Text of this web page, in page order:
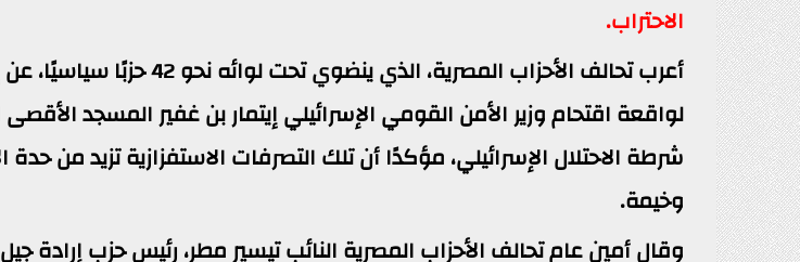
الاحتراب.
أعرب تحالف الأحزاب المصرية، الذي
لواقعة اقتحام وزير الأمن القومي الإسرائيلي إيتمار بن غفير المسجد
شرطة الاحتلال الإسرائيلي، مؤكدًا أن تلك التصرفات الاستفزازية تزيد من حدة
وخيمة.
وقال أمين عام تحالف الأحزاب المصرية النائب تيسير مطر، رئيس حزب إرادة